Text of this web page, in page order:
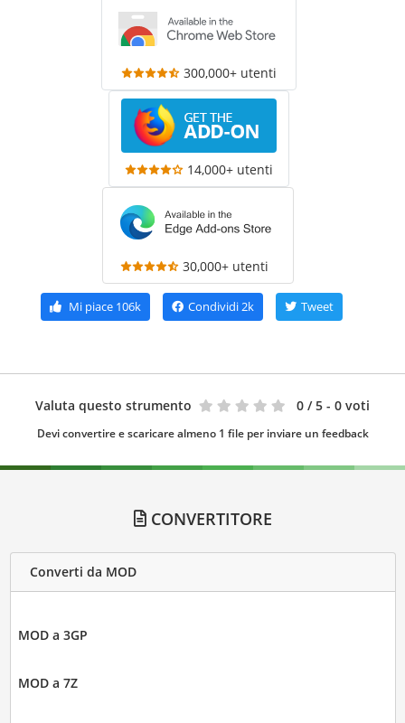
300,000+ utenti
14,000+ utenti
30,000+ utenti
Mi piace 106k Condividi2k Tweet
Valuta questo strumento 0 / 5 - 0 voti
Devi convertire e scaricare almeno 1 file per inviare un feedback
CONVERTITORE
Converti da MOD
MOD a 3GP
MOD a 7Z